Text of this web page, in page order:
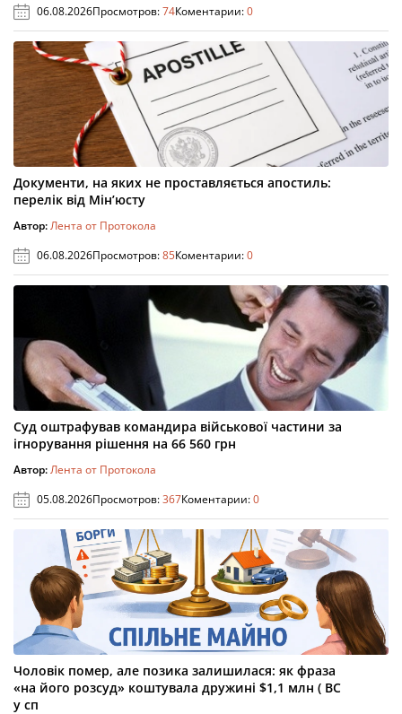
06.08.2026Просмотров:74Коментарии:0
Документи, на яких не проставляється апостиль:
перелік від Мін’юсту
Автор:Лента от Протокола
06.08.2026Просмотров:85Коментарии:0
Суд оштрафував командира військової частини за
ігнорування рішення на 66 560 грн
Автор:Лента от Протокола
05.08.2026Просмотров:367Коментарии:0
Чоловік помер, але позика залишилася: як фраза
«на його розсуд» коштувала дружині $1,1 млн ( ВС
у сп